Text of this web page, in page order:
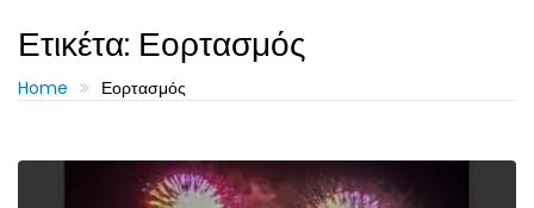
Ετικέτα: Εορτασμός
Home Εορτασμός